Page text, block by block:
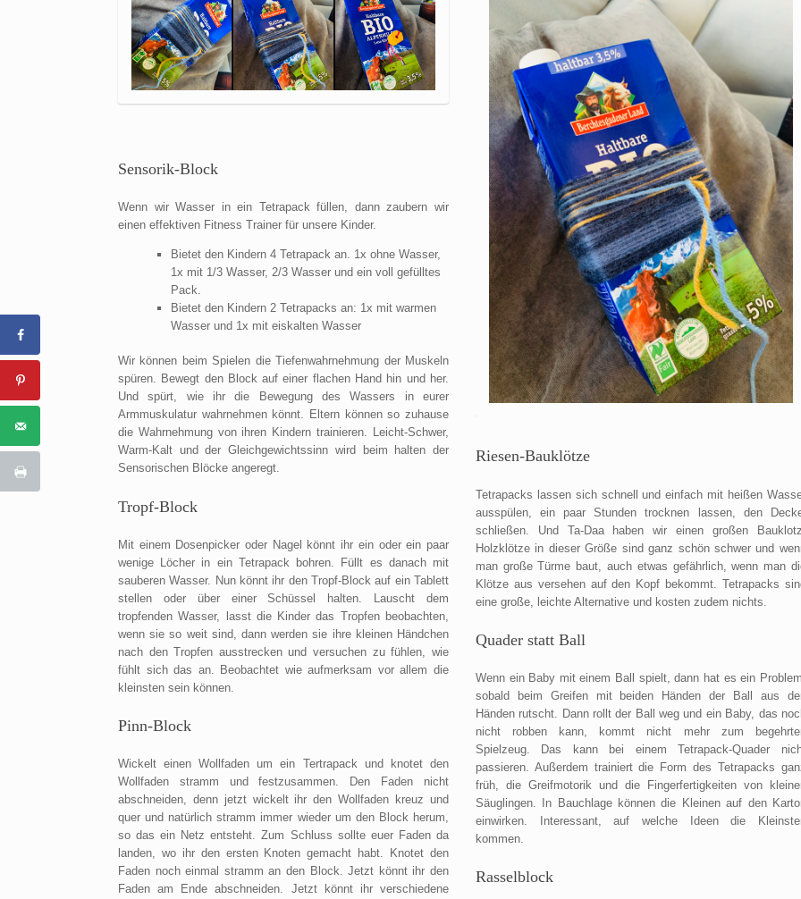
Sensorik-Block
Wenn wir Wasser in ein Tetrapack füllen, dann zaubern wir
einen effektiven Fitness Trainer für unsere Kinder.
Bietet den Kindern 4 Tetrapack an. 1x ohne Wasser,
1x mit 1/3 Wasser, 2/3 Wasser und ein voll gefülltes
Pack.
Bietet den Kindern 2 Tetrapacks an: 1x mit warmen
Wasser und 1x mit eiskalten Wasser
Wir können beim Spielen die Tiefenwahrnehmung der Muskeln
spüren. Bewegt den Block auf einer flachen Hand hin und her.
Und spürt, wie ihr die Bewegung des Wassers in eurer
Armmuskulatur wahrnehmen könnt. Eltern können so zuhause
die Wahrnehmung von ihren Kindern trainieren. Leicht-Schwer,
Warm-Kalt und der Gleichgewichtssinn wird beim halten der
Sensorischen Blöcke angeregt.
Tropf-Block
Mit einem Dosenpicker oder Nagel könnt ihr ein oder ein paar
wenige Löcher in ein Tetrapack bohren. Füllt es danach mit
sauberen Wasser. Nun könnt ihr den Tropf-Block auf ein Tablett
stellen oder über einer Schüssel halten. Lauscht dem
tropfenden Wasser, lasst die Kinder das Tropfen beobachten,
wenn sie so weit sind, dann werden sie ihre kleinen Händchen
nach den Tropfen ausstrecken und versuchen zu fühlen, wie
fühlt sich das an. Beobachtet wie aufmerksam vor allem die
kleinsten sein können.
Pinn-Block
Wickelt einen Wollfaden um ein Tertrapack und knotet den
Wollfaden stramm und festzusammen. Den Faden nicht
abschneiden, denn jetzt wickelt ihr den Wollfaden kreuz und
quer und natürlich stramm immer wieder um den Block herum,
so das ein Netz entsteht. Zum Schluss sollte euer Faden da
landen, wo ihr den ersten Knoten gemacht habt. Knotet den
Faden noch einmal stramm an den Block. Jetzt könnt ihr den
Faden am Ende abschneiden. Jetzt könnt ihr verschiedene
Riesen-Bauklötze
Tetrapacks lassen sich schnell und einfach mit heißen
ausspülen, ein paar Stunden trocknen lassen, den
schließen. Und Ta-Daa haben wir einen großen
Holzklötze in dieser Größe sind ganz schön schwer und
man große Türme baut, auch etwas gefährlich, wenn man
Klötze aus versehen auf den Kopf bekommt. Tetrapacks
eine große, leichte Alternative und kosten zudem nichts.
Quader statt Ball
Wenn ein Baby mit einem Ball spielt, dann hat es ein
sobald beim Greifen mit beiden Händen der Ball aus
Händen rutscht. Dann rollt der Ball weg und ein Baby, das
nicht robben kann, kommt nicht mehr zum
Spielzeug. Das kann bei einem Tetrapack-Quader
passieren. Außerdem trainiert die Form des Tetrapacks
früh, die Greifmotorik und die Fingerfertigkeiten von
Säuglingen. In Bauchlage können die Kleinen auf den
einwirken. Interessant, auf welche Ideen die
kommen.
Rasselblock